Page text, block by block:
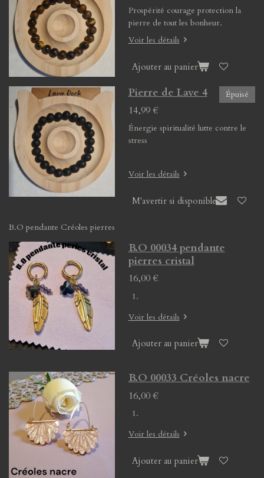
Prospérité courage protection la
pierre de tout les bonheur.
Voir les détails
Ajouter au panier
Épuisé
Pierre de Lave 4
14,99 €
Énergie spiritualité lutte contre le
stress
Voir les détails
M'avertir si disponible
B.O pendante Créoles pierres
B.O 00034 pendante
pierres cristal
16,00 €
Voir les détails
Ajouter au panier
B.O 00033 Créoles nacre
16,00 €
Voir les détails
Ajouter au panier